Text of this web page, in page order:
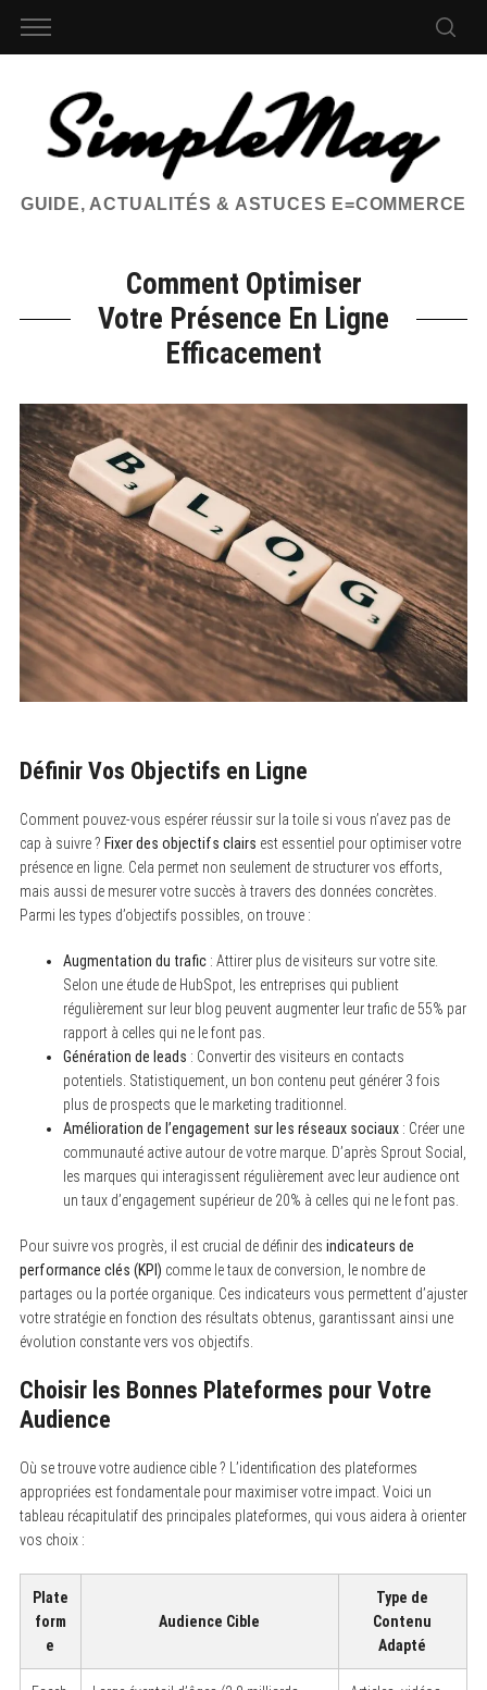
GUIDE, ACTUALITÉS & ASTUCES E=COMMERCE
Comment Optimiser
Votre Présence En Ligne
Efficacement
Définir Vos Objectifs en Ligne
Comment pouvez-vous espérer réussir sur la toile si vous n’avez pas de
cap à suivre ? Fixer des objectifs clairs est essentiel pour optimiser votre
présence en ligne. Cela permet non seulement de structurer vos efforts,
mais aussi de mesurer votre succès à travers des données concrètes.
Parmi les types d’objectifs possibles, on trouve :
Augmentation du trafic: Attirer plus de visiteurs sur votre site.
Selon une étude de HubSpot, les entreprises qui publient
régulièrement sur leur blog peuvent augmenter leur trafic de 55% par
rapport à celles qui ne le font pas.
Génération de leads : Convertir des visiteurs en contacts
potentiels. Statistiquement, un bon contenu peut générer 3 fois
plus de prospects que le marketing traditionnel.
Amélioration de l’engagement sur les réseaux sociaux: Créer une
communauté active autour de votre marque. D’après Sprout Social,
les marques qui interagissent régulièrement avec leur audience ont
un taux d’engagement supérieur de 20% à celles qui ne le font pas.
Pour suivre vos progrès, il est crucial de définir des indicateurs de
performance clés (KPI) comme le taux de conversion, le nombre de
partages ou la portée organique. Ces indicateurs vous permettent d’ajuster
votre stratégie en fonction des résultats obtenus, garantissant ainsi une
évolution constante vers vos objectifs.
Choisir les Bonnes Plateformes pour Votre
Audience
Où se trouve votre audience cible ? L’identification des plateformes
appropriées est fondamentale pour maximiser votre impact. Voici un
tableau récapitulatif des principales plateformes, qui vous aidera à orienter
vos choix :
Plate
form
e
Audience Cible
Type de
Contenu
Adapté